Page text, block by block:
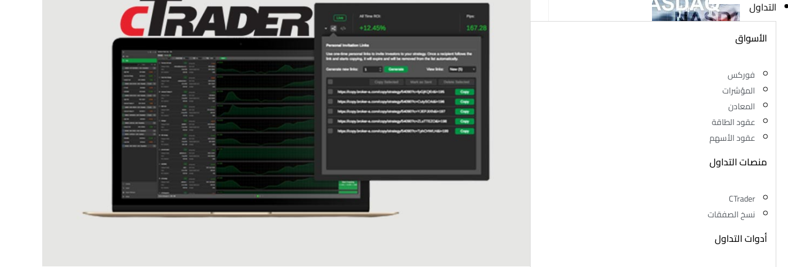
التداول
الأسواق
فوركس
المؤشرات
المعادن
عقود الطاقة
عقود الأسهم
منصات التداول
CTrader
نسخ الصفقات
أدوات التداول
نوفمبر 2, 2023
0 Comments
نوفمبر 2, 2023
0 Comments